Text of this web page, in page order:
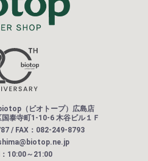
（ビオトープ）広島店
泰寺町1-10-6 木谷ビル１Ｆ
/ FAX：082-249-8793
10:00～21:00